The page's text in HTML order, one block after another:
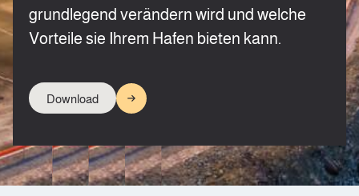
grundlegend verändern wird und welche
Vorteile sie Ihrem Hafen bieten kann.
Download